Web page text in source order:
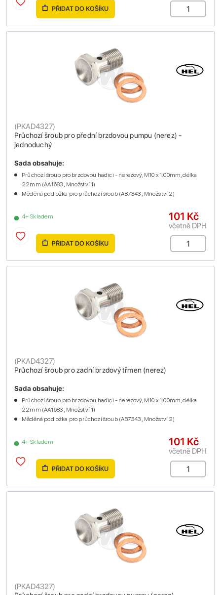
PŘIDAT DO KOŠÍKU
Průchozí šroub pro přední brzdovou pumpu (nerez) -
jednoduchý
(PKAD4327)
4+ Skladem
Sada obsahuje:
Průchozí šroub pro brzdovou hadici - nerezový, M10 x 1.00mm, délka
22mm (AA1683 , Množství 1)
Měděná podložka pro průchozí šroub (AB7343 , Množství 2)
101 Kč
včetně DPH
PŘIDAT DO KOŠÍKU
Průchozí šroub pro zadní brzdový třmen (nerez)
(PKAD4327)
4+ Skladem
Sada obsahuje:
Průchozí šroub pro brzdovou hadici - nerezový, M10 x 1.00mm, délka
22mm (AA1683 , Množství 1)
Měděná podložka pro průchozí šroub (AB7343 , Množství 2)
101 Kč
včetně DPH
PŘIDAT DO KOŠÍKU
(PKAD4327)